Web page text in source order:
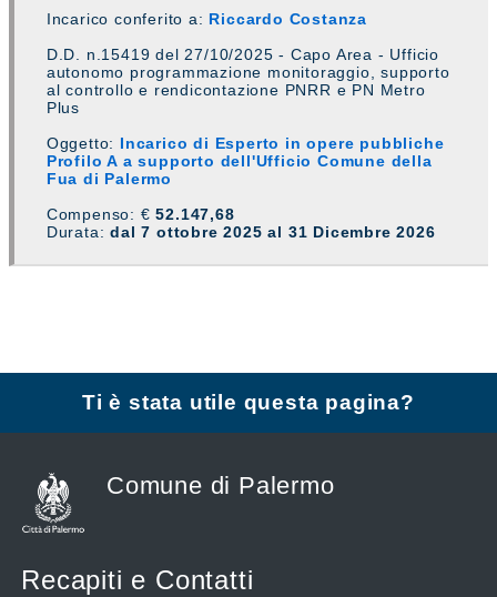
Incarico conferito a: Riccardo Costanza
D.D. n.15419 del 27/10/2025 - Capo Area - Ufficio
autonomo programmazione monitoraggio, supporto
al controllo e rendicontazione PNRR e PN Metro
Plus
Oggetto: Incarico di Esperto in opere pubbliche
Profilo A a supporto dell'Ufficio Comune della
Fua di Palermo
Compenso: € 52.147,68
Durata:dal 7 ottobre 2025 al 31 Dicembre 2026
Ti è stata utile questa pagina?
Comune di Palermo
Recapiti e Contatti